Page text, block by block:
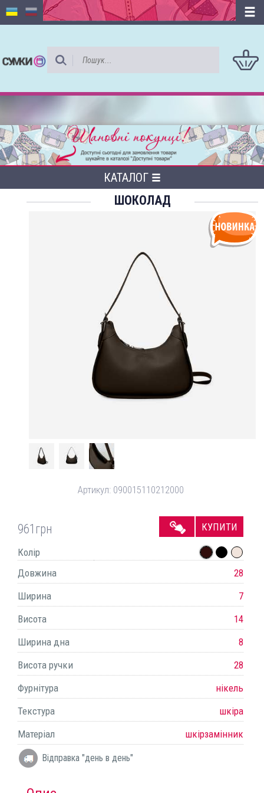
КАТАЛОГ
ШОКОЛАД
Артикул: 090015110212000
961 грн КУПИТИ
Колір
Довжина
28
Ширина
7
Висота
14
Ширина дна
8
Висота ручки
28
Фурнітура
нікель
Текстура
шкіра
Матеріал
шкірзамінник
Відправка "день в день"